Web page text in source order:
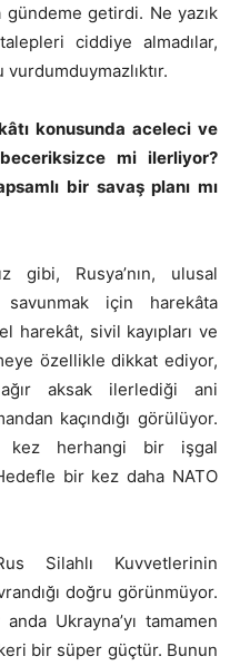
getirdi. Ne yazık
ciddiye almadılar,
konusunda aceleci ve
mi ilerliyor?
bir savaş planı mı
gibi, Rusya’nın, ulusal
savunmak için harekâta
harekât, sivil kayıpları ve
özellikle dikkat ediyor,
aksak ilerlediği ani
kaçındığı görülüyor.
herhangi bir işgal
bir kez daha NATO
Silahlı Kuvvetlerinin
doğru görünmüyor.
Ukrayna’yı tamamen
bir süper güçtür. Bunun